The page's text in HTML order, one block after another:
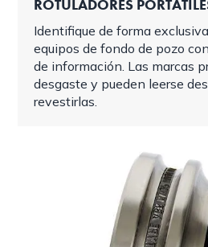
ROTULADORES
Identifique de forma
equipos de fondo de pozo
de información. Las marcas
desgaste y pueden leerse
revestirlas.